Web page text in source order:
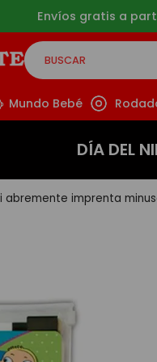
Envíos gratis a
BUSCAR
Mundo Bebé
DÍA DEL
abremente imprenta